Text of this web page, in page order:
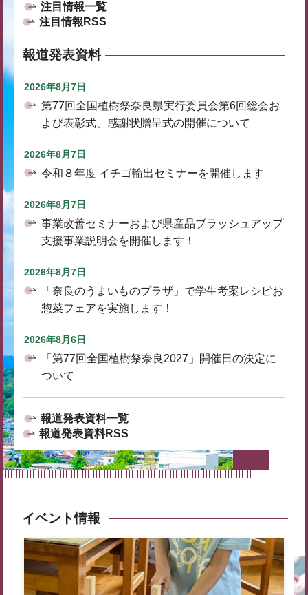
注目情報一覧
注目情報RSS
報道発表資料
2026年8月7日
第77回全国植樹祭奈良県実行委員会第6回総会お
よび表彰式、感謝状贈呈式の開催について
2026年8月7日
令和８年度 イチゴ輸出セミナーを開催します
2026年8月7日
事業改善セミナーおよび県産品ブラッシュアップ
支援事業説明会を開催します！
2026年8月7日
「奈良のうまいものプラザ」で学生考案レシピお
惣菜フェアを実施します！
2026年8月6日
「第77回全国植樹祭奈良2027」開催日の決定に
ついて
報道発表資料一覧
報道発表資料RSS
イベント情報